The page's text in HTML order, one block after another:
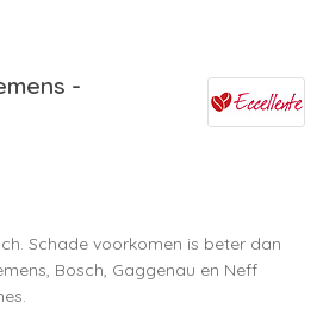
-
Schade voorkomen is beter dan
Bosch, Gaggenau en Neff